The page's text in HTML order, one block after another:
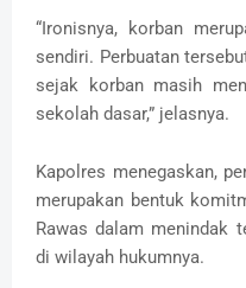
“Ironisnya, korban
sendiri. Perbuatan
sejak korban masih
sekolah dasar,” jelasnya.
Kapolres menegaskan,
merupakan bentuk
Rawas dalam menindak
di wilayah hukumnya.